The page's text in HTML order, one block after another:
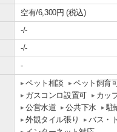
空有/6,300円 (税込)
-/-
-/-
-
ペット相談 ペット飼育
ガスコンロ設置可
カッ
公営水道
公共下水 駐
外観タイル張り
バス・